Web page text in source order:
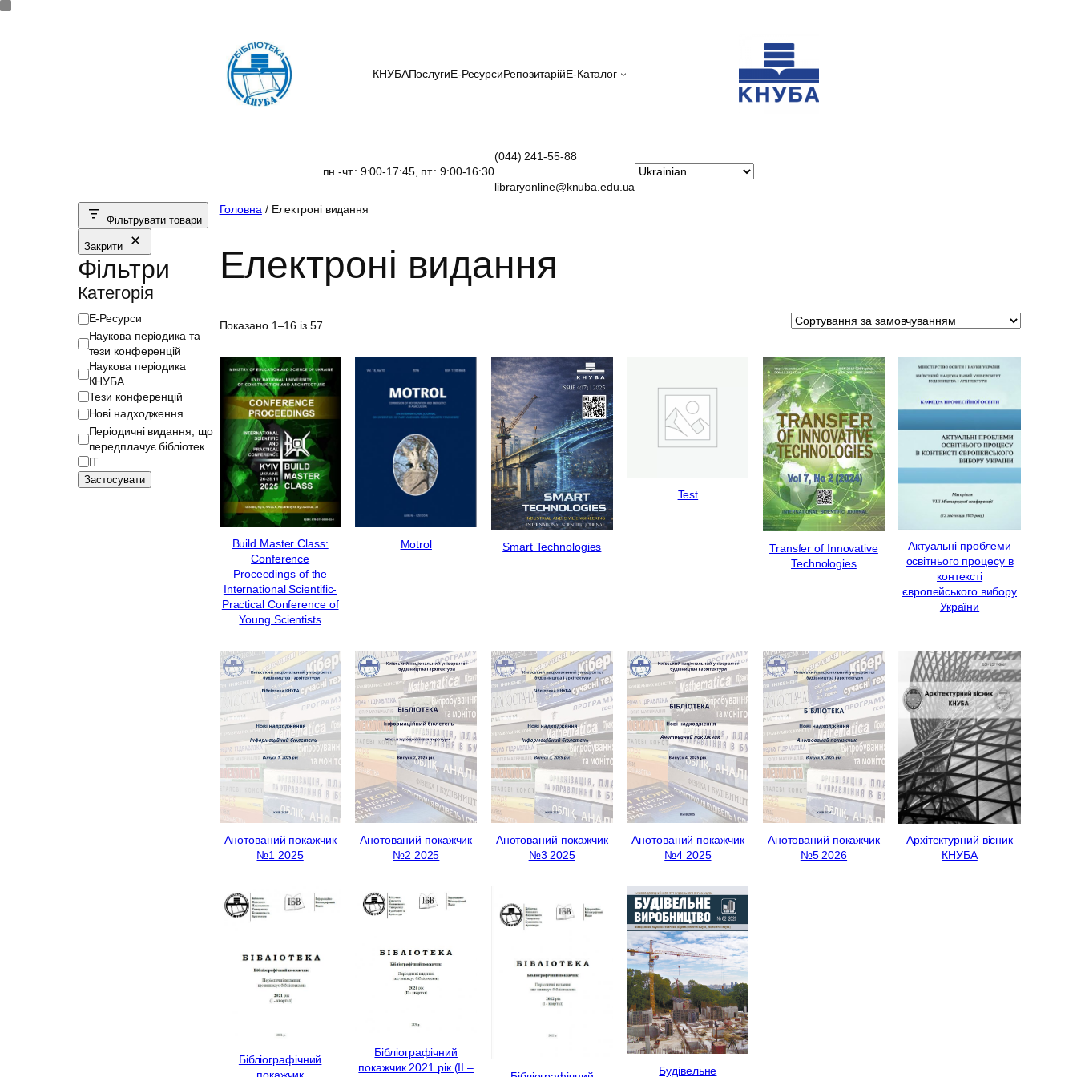
Перейти
КНУБАПослугиE-РесурсиРепозитарійЕ-Каталог
пн.-чт.: 9:00-17:45, пт.: 9:00-16:30
(044) 241-55-88
libraryonline@knuba.edu.ua
Фільтрувати товари
Закрити
Фільтри
Категорія
К
т
г
о
р
і
я
Е-Ресурси
Наукова періодика та
тези конференцій
Наукова періодика
КНУБА
Тези конференцій
Нові надходження
Періодичні видання, що
передплачує бібліотек
ІТ
Застосувати
Головна/ Електроні видання
Електроні видання
Показано 1–16 із 57
Build Master Class:
Сonference
Proceedings of the
International Scientific-
Practical Conference of
Young Scientists
Motrol Smart Technologies
Test
Transfer of Innovative
Technologies
Актуальні проблеми
освітнього процесу в
контексті
європейського вибору
України
Анотований покажчик
№1 2025
Анотований покажчик
№2 2025
Анотований покажчик
№3 2025
Анотований покажчик
№4 2025
Анотований покажчик
№5 2026
Архітектурний вісник
КНУБА
Бібліографічний
Бібліографічний
покажчик 2021 рік (ІI –
Будівельне